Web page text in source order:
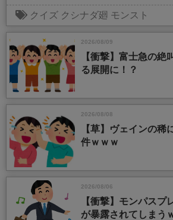
クイズ クシナダ廻 モンスト
2026/08/09
【衝撃】富士急の絶
る展開に！？
2026/08/08
【草】ヴェインの稀
件ｗｗｗ
2026/08/06
【衝撃】モンパスプ
が暴露されてしまう